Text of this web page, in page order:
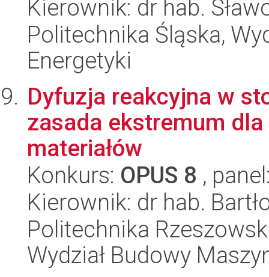
Kierownik: dr hab.
Politechnika Śląska,
Energetyki
Dyfuzja reakcyjna w
zasada ekstremum
materiałów
Konkurs: OPUS 8 ,
Kierownik: dr hab.
Politechnika
Wydział Budowy